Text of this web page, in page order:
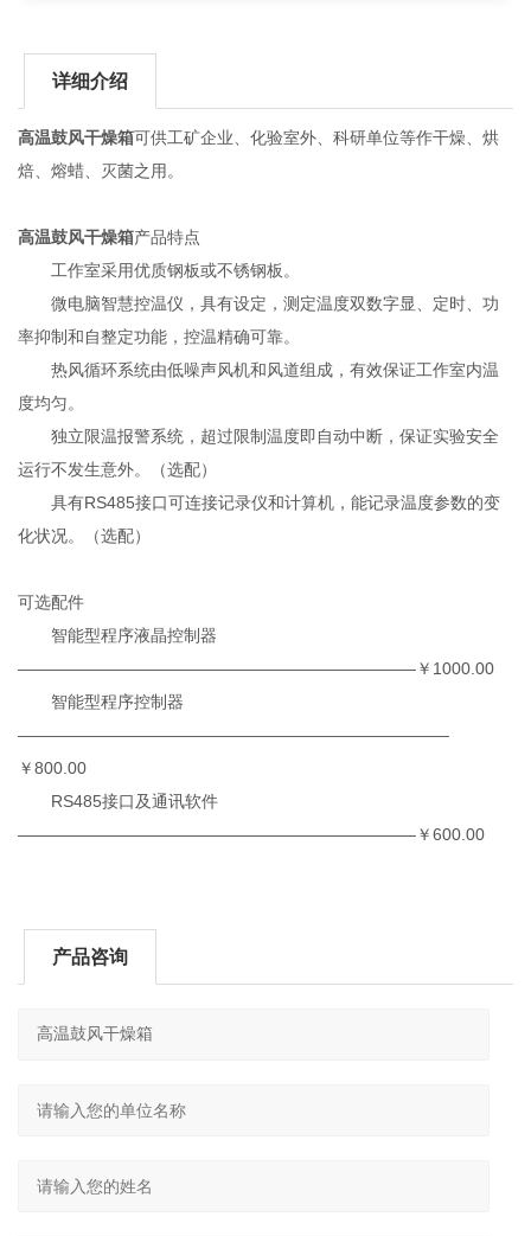
详细介绍
高温鼓风干燥箱可供工矿企业、化验室外、科研单位等作干燥、烘
焙、熔蜡、灭菌之用。
高温鼓风干燥箱产品特点
工作室采用优质钢板或不锈钢板。
微电脑智慧控温仪，具有设定，测定温度双数字显、定时、功
率抑制和自整定功能，控温精确可靠。
热风循环系统由低噪声风机和风道组成，有效保证工作室内温
度均匀。
独立限温报警系统，超过限制温度即自动中断，保证实验安全
运行不发生意外。（选配）
具有RS485接口可连接记录仪和计算机，能记录温度参数的变
化状况。（选配）
可选配件
智能型程序液晶控制器
————————————————————————￥1000.00
智能型程序控制器
——————————————————————————
￥800.00
RS485接口及通讯软件
————————————————————————￥600.00
产品咨询